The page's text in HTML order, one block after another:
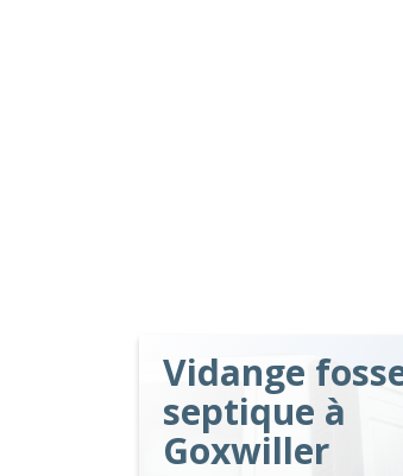
Vidange
septique à
Goxwiller